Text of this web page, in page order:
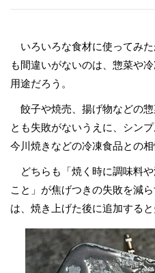
いろいろな食材に使ってみ
も間違いがないのは、惣菜や
用途だろう。
餃子や焼売、揚げ物などの
とも失敗がないうえに、シン
今川焼きなどの冷凍食品との相
どちらも「焼く時に調味料や
こと」が焦げつきの失敗を減
は、焼き上げた後に追加すると